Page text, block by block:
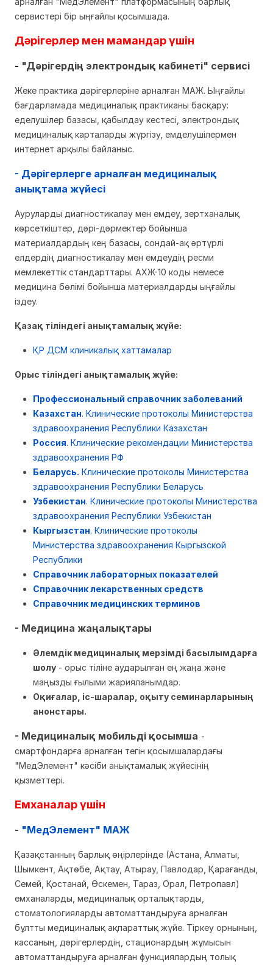
сервистері бір ыңғайлы қосымшада.
Дәрігерлер мен мамандар үшін
- "Дәрігердің электрондық кабинеті" сервисі
Жеке практика дәрігерлеріне арналған МАЖ. Ыңғайлы
бағдарламада медициналық практиканы басқару:
еделушілер базасы, қабылдау кестесі, электрондық
медициналық карталарды жүргізу, емделушілермен
интернет арқылы байланыс.
- Дәрігерлерге арналған медициналық
анықтама жүйесі
Ауруларды диагностикалау мен емдеу, зертханалық
көрсеткіштер, дәрі-дәрмектер бойынша
материалдардың кең базасы, сондай-ақ әртүрлі
елдердің диагностикалау мен емдеудің ресми
мемлекеттік стандарттары. АХЖ-10 коды немесе
медицина бөлімі бойынша материалдарды ыңғайлы
іздеу.
Қазақ тіліндегі анықтамалық жүйе:
ҚР ДСМ клиникалық хаттамалар
Орыс тіліндегі анықтамалық жүйе:
Профессиональный справочник заболеваний
Казахстан. Клинические протоколы Министерства
здравоохранения Республики Казахстан
Россия. Клинические рекомендации Министерства
здравоохранения РФ
Беларусь. Клинические протоколы Министерства
здравоохранения Республики Беларусь
Узбекистан. Клинические протоколы Министерства
здравоохранения Республики Узбекистан
Кыргызстан. Клинические протоколы
Министерства здравоохранения Кыргызской
Республики
Справочник лабораторных показателей
Справочник лекарственных средств
Справочник медицинских терминов
- Медицина жаңалықтары
Әлемдік медициналық мерзімді басылымдарға
шолу - орыс тіліне аударылған ең жаңа және
маңызды ғылыми жарияланымдар.
Оқиғалар, іс-шаралар, оқыту семинарларының
анонстары.
- Медициналық мобильді қосымша -
смартфондарға арналған тегін қосымшалардағы
"МедЭлемент" кәсіби анықтамалық жүйесінің
қызметтері.
Емханалар үшін
- "МедЭлемент" МАЖ
Қазақстанның барлық өңірлерінде (Астана, Алматы,
Шымкент, Ақтөбе, Ақтау, Атырау, Павлодар, Қарағанды,
Семей, Қостанай, Өскемен, Тараз, Орал, Петропавл)
емханаларды, медициналық орталықтарды,
стоматологияларды автоматтандыруға арналған
бұлтты медициналық ақпараттық жүйе. Тіркеу орнының,
кассаның, дәрігерлердің, стационардың жұмысын
автоматтандыруға арналған функциялардың толық